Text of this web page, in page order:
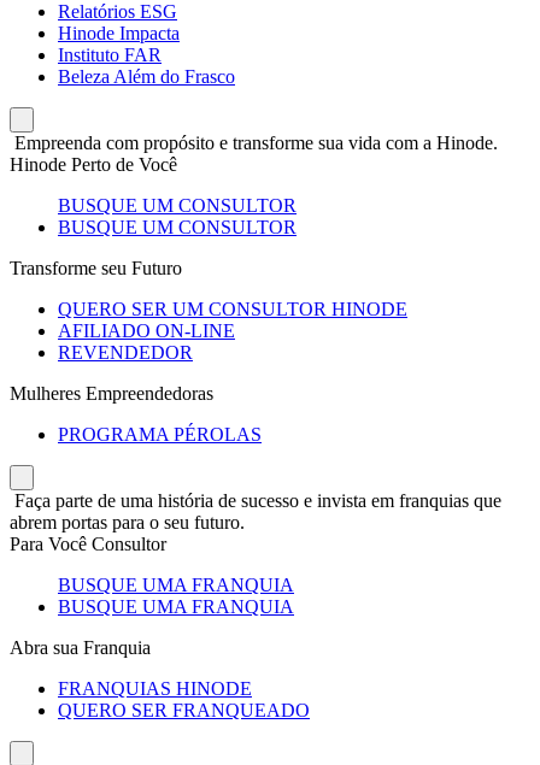
Relatórios ESG
Hinode Impacta
Instituto FAR
Beleza Além do Frasco
Empreenda com propósito e transforme sua vida com a Hinode.
Hinode Perto de Você
BUSQUE UM CONSULTOR
BUSQUE UM CONSULTOR
Transforme seu Futuro
QUERO SER UM CONSULTOR HINODE
AFILIADO ON-LINE
REVENDEDOR
Mulheres Empreendedoras
PROGRAMA PÉROLAS
Faça parte de uma história de sucesso e invista em franquias que
abrem portas para o seu futuro.
Para Você Consultor
BUSQUE UMA FRANQUIA
BUSQUE UMA FRANQUIA
Abra sua Franquia
FRANQUIAS HINODE
QUERO SER FRANQUEADO